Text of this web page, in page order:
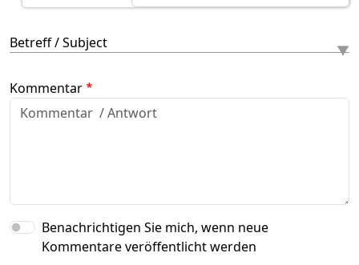
Betreff / Subject
Kommentar
Benachrichtigen Sie mich, wenn neue
Kommentare veröffentlicht werden